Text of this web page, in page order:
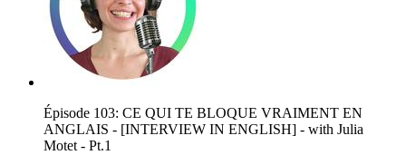
Épisode 103: CE QUI TE BLOQUE VRAIMENT EN
ANGLAIS - [INTERVIEW IN ENGLISH] - with Julia
Motet - Pt.1